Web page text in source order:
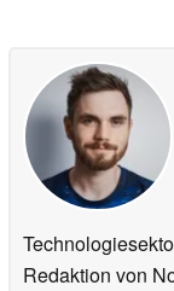
Redaktion von